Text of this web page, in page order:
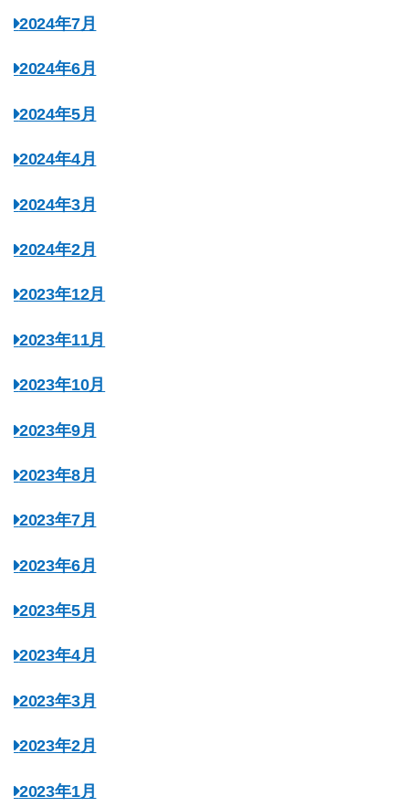
2024年7月
2024年6月
2024年5月
2024年4月
2024年3月
2024年2月
2023年12月
2023年11月
2023年10月
2023年9月
2023年8月
2023年7月
2023年6月
2023年5月
2023年4月
2023年3月
2023年2月
2023年1月